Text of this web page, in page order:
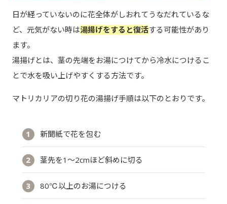
日が経っていないのに花全体がしおれてうなだれているな
ど、元気がない時は湯揚げをすると復活する可能性があり
ます。
湯揚げとは、茎の先端をお湯につけてから冷水につけるこ
とで水を吸い上げやすくする方法です。
マトリカリアの切り花の湯揚げ手順は以下のとおりです。
新聞紙で花を包む
茎先を1～2cmほど斜めに切る
80℃以上のお湯につける